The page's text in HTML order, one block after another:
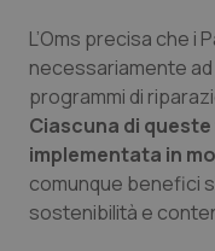
Oncologia &
Psoriasi &
Quotidiano
Quotidiano
L’Oms precisa che i
necessariamente
programmi di
Ciascuna di
implementata in
comunque benefici
sostenibilità e